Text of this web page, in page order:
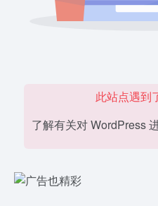
此站点遇到
了解有关对 WordPress